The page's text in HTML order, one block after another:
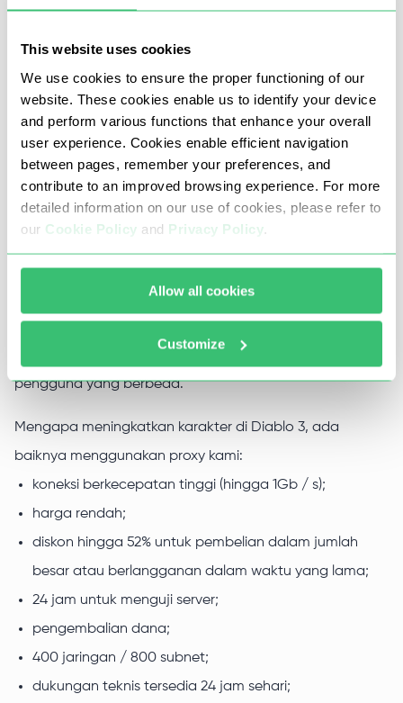
This website uses cookies
We use cookies to ensure the proper functioning of our
website. These cookies enable us to identify your device
and perform various functions that enhance your overall
user experience. Cookies enable efficient navigation
between pages, remember your preferences, and
contribute to an improved browsing experience. For more
detailed information on our use of cookies, please refer to
our Cookie Policy and Privacy Policy
Allow all cookies
Customize
Mengapa perlu membeli proxy
ROS-Bot di Proxy-Seller
Pemain profesional di Diablo 3 menggunakan proxy
berkualitas tinggi untuk leveling karakter otomatis tanpa
proses ini, penting untuk menghubungkan proxy terpisah
ke setiap akun, yang akan memaksimalkan keamanan
penggunaan perangkat lunak otomatis. Semuanya akan
terlihat seolah-olah setiap profil dikendalikan oleh
pengguna yang berbeda.
Mengapa meningkatkan karakter di Diablo 3, ada
baiknya menggunakan proxy kami:
koneksi berkecepatan tinggi (hingga 1Gb / s);
harga rendah;
diskon hingga 52% untuk pembelian dalam jumlah
besar atau berlangganan dalam waktu yang lama;
24 jam untuk menguji server;
pengembalian dana;
400 jaringan / 800 subnet;
dukungan teknis tersedia 24 jam sehari;